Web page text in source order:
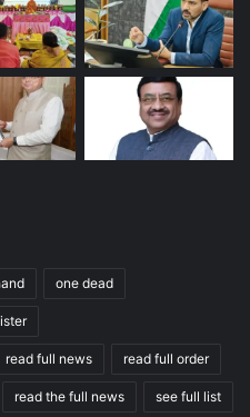
one dead
read full news read full order
read the full news see full list